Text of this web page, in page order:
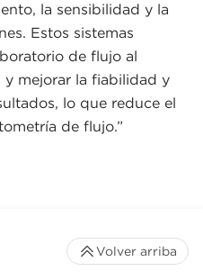
la sensibilidad y la
Estos sistemas
de flujo al
mejorar la fiabilidad y
lo que reduce el
de flujo.”
Volver arriba